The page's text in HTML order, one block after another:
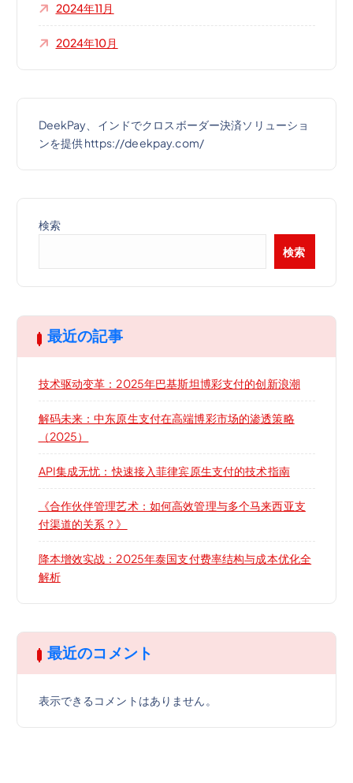
2024年11月
2024年10月
DeekPay、インドでクロスボーダー決済ソリューショ
ンを提供 https://deekpay.com/
検索
検索
最近の記事
技术驱动变革：2025年巴基斯坦博彩支付的创新浪潮
解码未来：中东原生支付在高端博彩市场的渗透策略
（2025）
API集成无忧：快速接入菲律宾原生支付的技术指南
《合作伙伴管理艺术：如何高效管理与多个马来西亚支
付渠道的关系？》
降本增效实战：2025年泰国支付费率结构与成本优化全
解析
最近のコメント
表示できるコメントはありません。